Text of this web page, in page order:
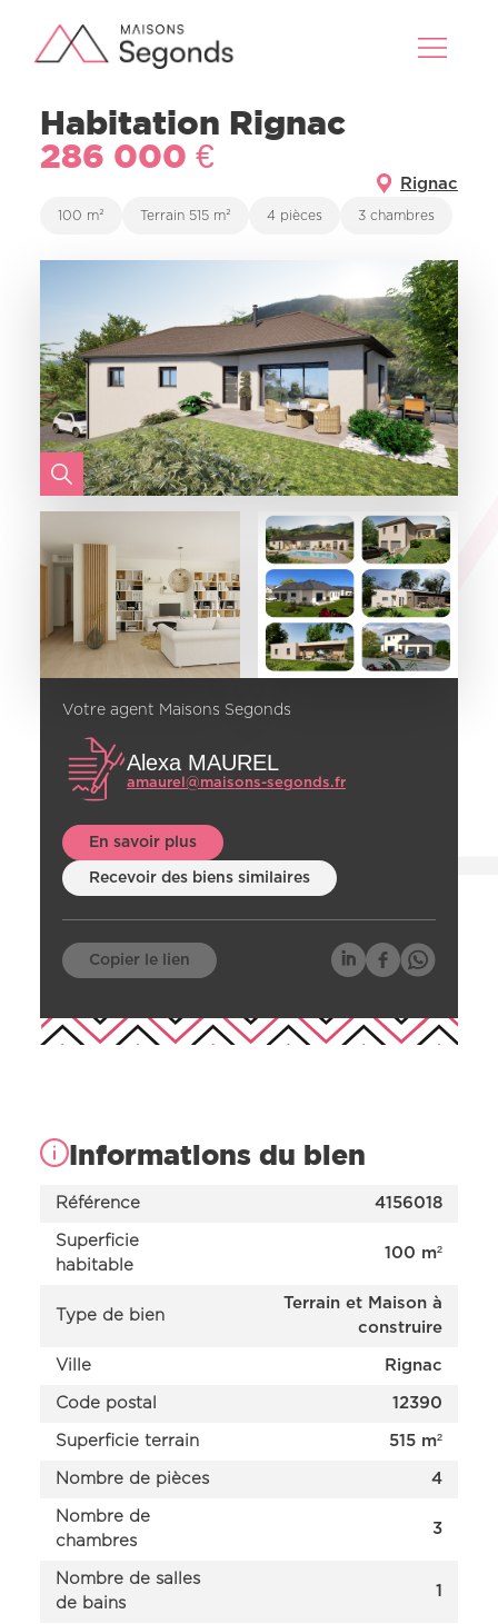
Nos projets en cours d’étude
Habitation Rignac
286 000 €
100 m² Terrain 515 m² 4 pièces 3 chambres
Rignac
Votre agent Maisons Segonds
Alexa MAUREL
amaurel@maisons-segonds.fr
En savoir plus
Recevoir des biens similaires
Copier le lien
Informations du bien
Référence 4156018
Superficie
habitable
100 m²
Type de bien
Terrain et Maison à
construire
Ville Rignac
Code postal 12390
Superficie terrain 515 m²
Nombre de pièces 4
Nombre de
chambres
3
Nombre de salles
de bains
1